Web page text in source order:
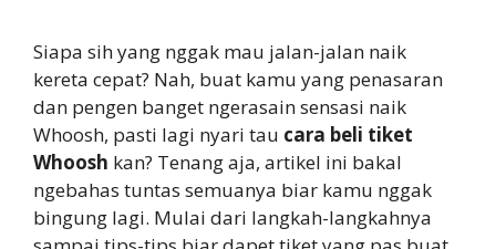
Siapa sih yang nggak mau jalan-jalan naik
kereta cepat? Nah, buat kamu yang penasaran
dan pengen banget ngerasain sensasi naik
Whoosh, pasti lagi nyari tau cara beli tiket
Whoosh kan? Tenang aja, artikel ini bakal
ngebahas tuntas semuanya biar kamu nggak
bingung lagi. Mulai dari langkah-langkahnya